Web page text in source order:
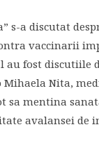
s-a discutat
vaccinarii
fost discutiile
Nita,
mentina
avalansei de